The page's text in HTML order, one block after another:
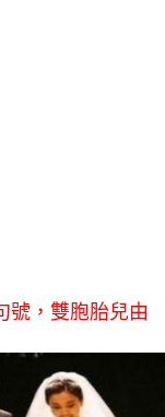
號，雙胞胎兒由